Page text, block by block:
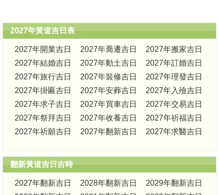
2027年黃道吉日表
2027年開業吉日 2027年喬遷吉日
2027年搬家吉日
2027年結婚吉日
2027年動土吉日
2027年訂婚吉日
2027年旅行吉日
2027年裝修吉日
2027年理發吉日
2027年掛匾吉日
2027年安葬吉日
2027年入殮吉日
2027年求子吉日
2027年買車吉日
2027年交易吉日
2027年祭拜吉日
2027年收養吉日
2027年祈福吉日
2027年祈願吉日
2027年翻新吉日 2027年求醫吉日
翻新黃道吉日吉時
2027年翻新吉日 2028年翻新吉日
2029年翻新吉日